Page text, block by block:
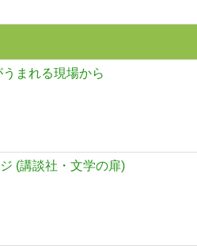
まれる現場から
(講談社・文学の扉)